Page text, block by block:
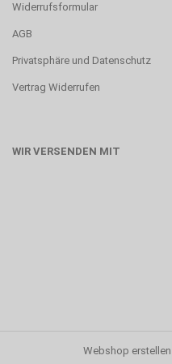
Widerrufsformular
AGB
Privatsphäre und Datenschutz
Vertrag Widerrufen
WIR VERSENDEN MIT
Webshop erstellen